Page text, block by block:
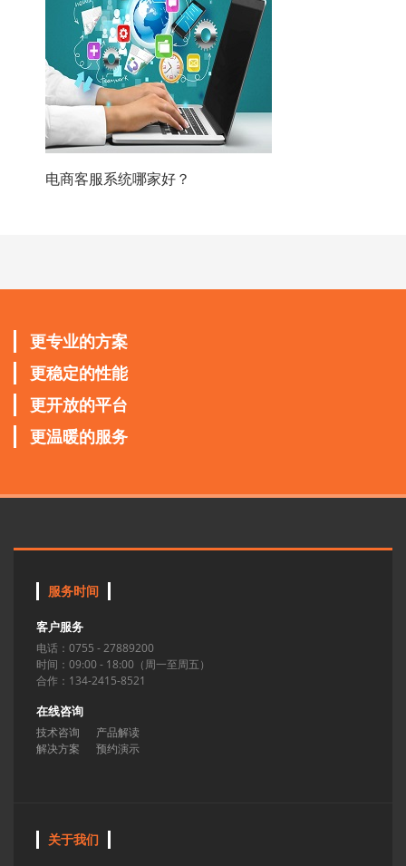
电商客服系统哪家好？
更专业的方案
更稳定的性能
更开放的平台
更温暖的服务
服务时间
客户服务
电话：0755 - 27889200
时间：09:00 - 18:00（周一至周五）
合作：134-2415-8521
在线咨询
技术咨询
产品解读
解决方案
预约演示
关于我们